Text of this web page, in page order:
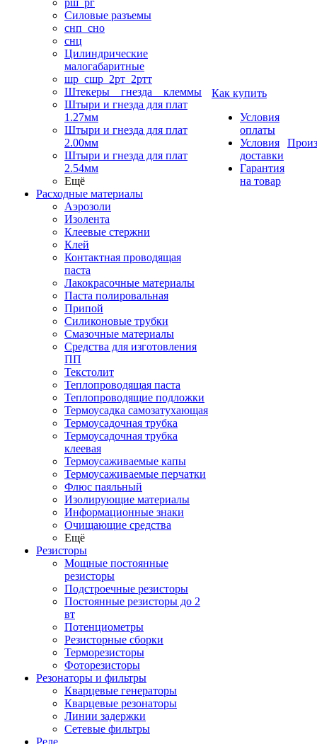
рш_рг
Силовые разъемы
снп_сно
снц
Цилиндрические
малогабаритные
шр_сшр_2рт_2ртт
Штекеры _ гнезда _ клеммы
Штыри и гнезда для плат
1.27мм
Штыри и гнезда для плат
2.00мм
Штыри и гнезда для плат
2.54мм
Ещё
Расходные материалы
Аэрозоли
Изолента
Клеевые стержни
Клей
Контактная проводящая
паста
Лакокрасочные материалы
Паста полировальная
Припой
Силиконовые трубки
Смазочные материалы
Средства для изготовления
ПП
Текстолит
Теплопроводящая паста
Теплопроводящие подложки
Термоусадка самозатухающая
Термоусадочная трубка
Термоусадочная трубка
клеевая
Термоусаживаемые капы
Термоусаживаемые перчатки
Флюс паяльный
Изолирующие материалы
Информационные знаки
Очищающие средства
Ещё
Резисторы
Мощные постоянные
резисторы
Подстроечные резисторы
Постоянные резисторы до 2
вт
Потенциометры
Резисторные сборки
Терморезисторы
Фоторезисторы
Резонаторы и фильтры
Кварцевые генераторы
Кварцевые резонаторы
Линии задержки
Сетевые фильтры
Реле
Как купить
Условия
оплаты
Условия
доставки
Гарантия
на товар